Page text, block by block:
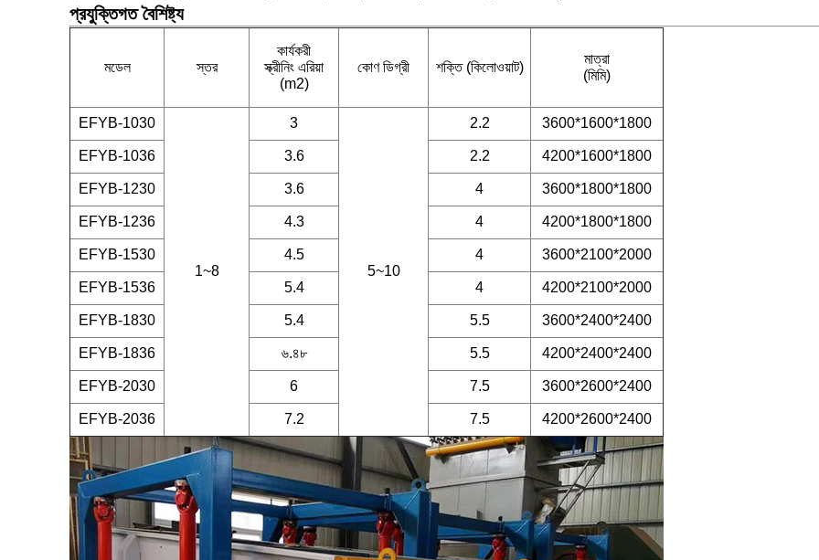
প্রযুক্তিগত বৈশিষ্ট্য
মডেল স্তর
কার্যকরী
স্ক্রীনিং এরিয়া
(m2)
কোণ ডিগ্রী শক্তি (কিলোওয়াট)
মাত্রা
(মিমি)
EFYB-1030
1~8
3
5~10
2.2 3600*1600*1800
EFYB-1036 3.6 2.2 4200*1600*1800
EFYB-1230 3.6 4 3600*1800*1800
EFYB-1236 4.3 4 4200*1800*1800
EFYB-1530 4.5 4 3600*2100*2000
EFYB-1536 5.4 4 4200*2100*2000
EFYB-1830 5.4 5.5 3600*2400*2400
EFYB-1836 ৬.৪৮ 5.5 4200*2400*2400
EFYB-2030 6 7.5 3600*2600*2400
EFYB-2036 7.2 7.5 4200*2600*2400